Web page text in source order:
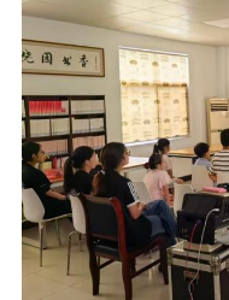
江苏文脉
主题宣传
记者之家
精品生产